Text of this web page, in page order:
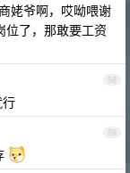
姥爷啊，哎呦喂谢
位了，那敢要工资
58
59